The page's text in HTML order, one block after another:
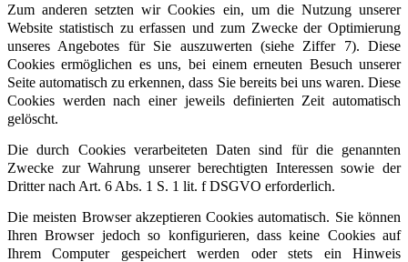
Zum anderen setzten wir Cookies ein, um die Nutzung unserer
Website statistisch zu erfassen und zum Zwecke der Optimierung
unseres Angebotes für Sie auszuwerten (siehe Ziffer 7). Diese
Cookies ermöglichen es uns, bei einem erneuten Besuch unserer
Seite automatisch zu erkennen, dass Sie bereits bei uns waren. Diese
Cookies werden nach einer jeweils definierten Zeit automatisch
gelöscht.
Die durch Cookies verarbeiteten Daten sind für die genannten
Zwecke zur Wahrung unserer berechtigten Interessen sowie der
Dritter nach Art. 6 Abs. 1 S. 1 lit. f DSGVO erforderlich.
Die meisten Browser akzeptieren Cookies automatisch. Sie können
Ihren Browser jedoch so konfigurieren, dass keine Cookies auf
Ihrem Computer gespeichert werden oder stets ein Hinweis